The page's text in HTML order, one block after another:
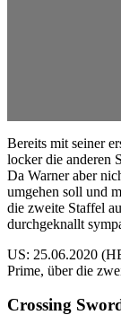
Bereits mit seiner
locker die anderen
Da Warner aber
umgehen soll und
die zweite Staffel
durchgeknallt
US: 25.06.2020
Prime, über die
Crossing